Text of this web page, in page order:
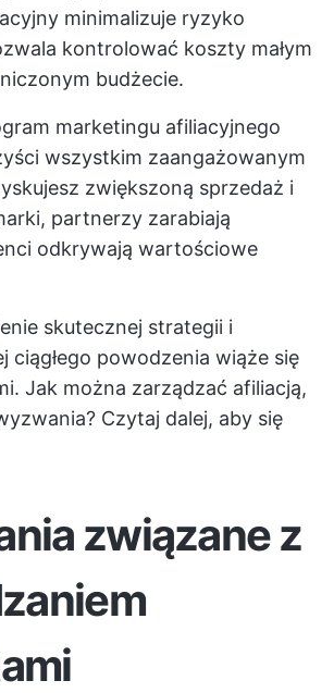
minimalizuje ryzyko
kontrolować koszty małym
budżecie.
marketingu afiliacyjnego
wszystkim zaangażowanym
zwiększoną sprzedaż i
partnerzy zarabiają
odkrywają wartościowe
skutecznej strategii i
ciągłego powodzenia wiąże się
Jak można zarządzać afiliacją,
Czytaj dalej, aby się
związane z